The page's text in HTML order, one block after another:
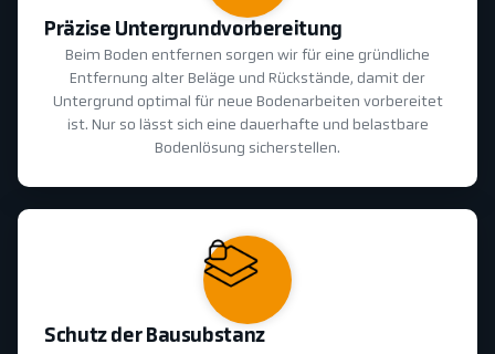
Präzise Untergrundvorbereitung
Beim Boden entfernen sorgen wir für eine gründliche
Entfernung alter Beläge und Rückstände, damit der
Untergrund optimal für neue Bodenarbeiten vorbereitet
ist. Nur so lässt sich eine dauerhafte und belastbare
Bodenlösung sicherstellen.
Schutz der Bausubstanz